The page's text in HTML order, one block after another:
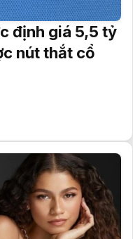
định giá 5,5 tỷ
nút thắt cổ